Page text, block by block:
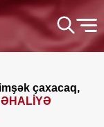
çaxacaq,
ƏHALİYƏ